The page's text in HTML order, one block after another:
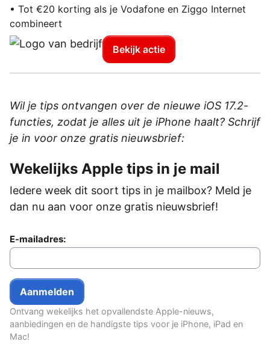
• Tot €20 korting als je Vodafone en Ziggo Internet
combineert
Bekijk actie
Wil je tips ontvangen over de nieuwe iOS 17.2-
functies, zodat je alles uit je iPhone haalt? Schrijf
je in voor onze gratis nieuwsbrief:
Wekelijks Apple tips in je mail
Iedere week dit soort tips in je mailbox? Meld je
dan nu aan voor onze gratis nieuwsbrief!
E-mailadres:
Ontvang wekelijks het opvallendste Apple-nieuws,
aanbiedingen en de handigste tips voor je iPhone, iPad en
Mac!